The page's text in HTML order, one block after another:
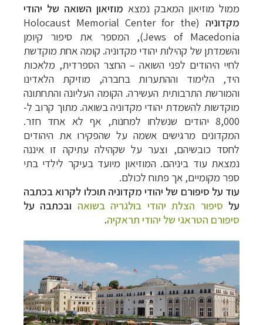
ממול מוזיאון המאבק נמצא מוזיאון השואה של יהודי
מקדוניה (
Holocaust Memorial Center for the
Jews of Macedonia), המספר את סיפור קיומן
והשמדתן של קהילות יהודי מקדוניה. קומה אחת מוקדשת
לחיי היהודים לפני השואה – החצר הספרדית, מלאכות
היד, הלימוד וההתערות בחברה, מוזיקת הלאדינו
והמורשת התרבותית העשירה. הקומה העליונה והתחתונה
מוקדשות להשמדת יהודי מקדוניה בשואה. מתוך קרוב ל-
8,000 יהודים שנשלחו למחנות, אף לא אחד חזר.
המקדונים מרגישים אשמה על שהפקירו את היהודים
לחסד כובשיהם, וצער על שקהילה עתיקה זו איננה
נמצאת עוד ביניהם. המוזיאון מיועד בעיקר לילדי בתי
ספר מקומיים, אך פתוח לכולם.
עוד על סיפורם של יהודי מקדוניה תוכלו לקרוא בכתבה
על סיפור הצלת יהודי בולגריה בשואה ובכתבה על
סיפורם הטראגי של יהודי תראקיה.